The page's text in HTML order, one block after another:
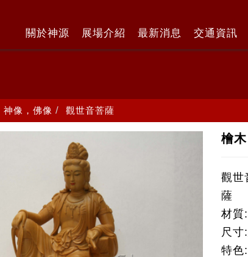
關於神源 展場介紹 最新消息 交通資訊
神像，佛像 觀世音菩薩
檜
觀世
薩
材質
尺寸
特色